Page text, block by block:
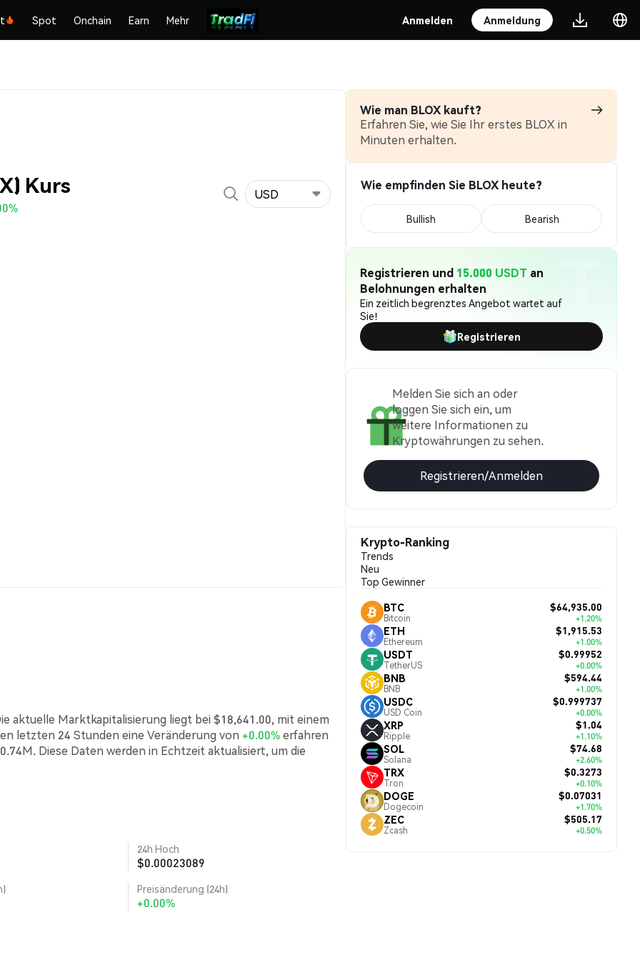
Spot Onchain Earn Mehr Anmelden Anmeldung
Kurs USD
aktuelle Marktkapitalisierung liegt bei $18,641.00, mit einem
letzten 24 Stunden eine Veränderung von +0.00%erfahren
Diese Daten werden in Echtzeit aktualisiert, um die
24h Hoch
$0.00023089
Preisänderung (24h)
+0.00%
Wie man BLOX kauft?
Erfahren Sie, wie Sie Ihr erstes BLOX in
Minuten erhalten.
Wie empfinden Sie BLOX heute?
Bullish Bearish
Registrieren und 15.000 USDT an
Belohnungen erhalten
Ein zeitlich begrenztes Angebot wartet auf
Sie!
Registrieren
Melden Sie sich an oder
loggen Sie sich ein, um
weitere Informationen zu
Kryptowährungen zu sehen.
Registrieren/Anmelden
Krypto-Ranking
Trends
Neu
Top Gewinner
BTC
Bitcoin
$64,935.00
+1.20%
ETH
Ethereum
$1,915.53
+1.00%
USDT
TetherUS
$0.99952
+0.00%
BNB
BNB
$594.44
+1.00%
USDC
USD Coin
$0.999737
+0.00%
XRP
Ripple
$1.04
+1.10%
SOL
Solana
$74.68
+2.60%
TRX
Tron
$0.3273
+0.10%
DOGE
Dogecoin
$0.07031
+1.70%
ZEC
Zcash
$505.17
+0.50%